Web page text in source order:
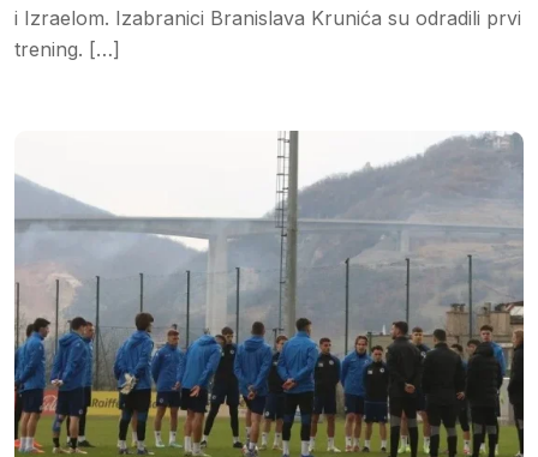
i Izraelom. Izabranici Branislava Krunića su odradili prvi
trening. […]